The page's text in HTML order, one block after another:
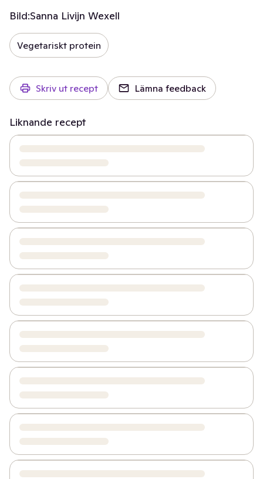
Bild:Sanna Livijn Wexell
Vegetariskt protein
Skriv ut recept Lämna feedback
Liknande recept